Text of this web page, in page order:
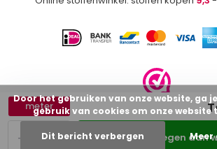
+
-
meter
Toevoegen aan
Door het gebruiken van onze website, ga
gebruik van cookies om onze website
Dit bericht verbergen Meer